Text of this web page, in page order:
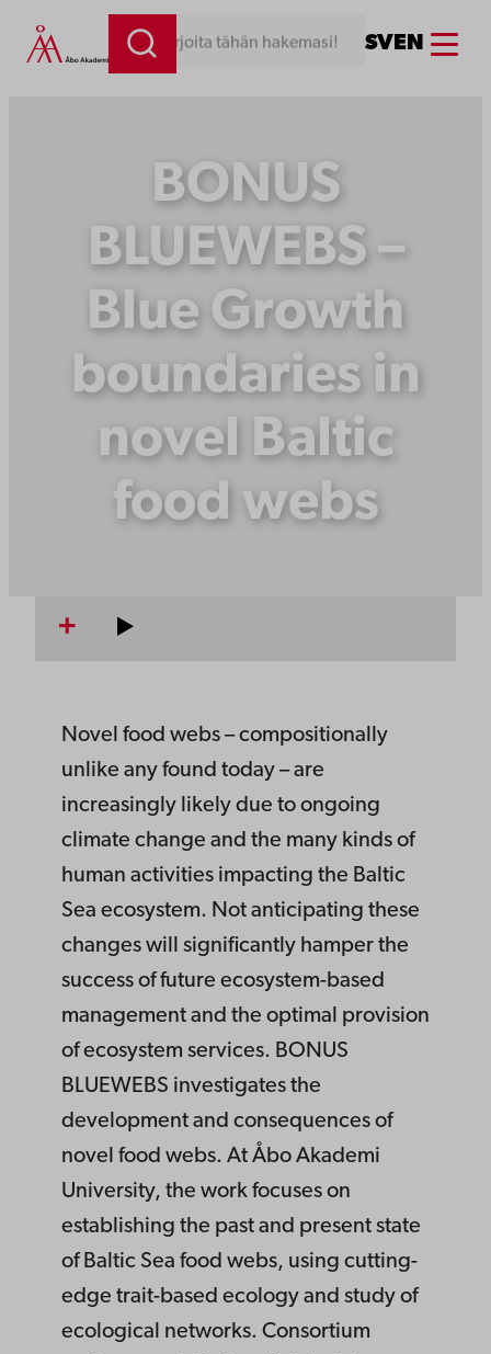
Siirry
sisältöön
Kirjoita tähän hakemasi! SVEN Menu
BONUS
BLUEWEBS –
Blue Growth
boundaries in
novel Baltic
food webs
Novel food webs – compositionally
unlike any found today – are
increasingly likely due to ongoing
climate change and the many kinds of
human activities impacting the Baltic
Sea ecosystem. Not anticipating these
changes will significantly hamper the
success of future ecosystem-based
management and the optimal provision
of ecosystem services. BONUS
BLUEWEBS investigates the
development and consequences of
novel food webs. At Åbo Akademi
University, the work focuses on
establishing the past and present state
of Baltic Sea food webs, using cutting-
edge trait-based ecology and study of
ecological networks. Consortium